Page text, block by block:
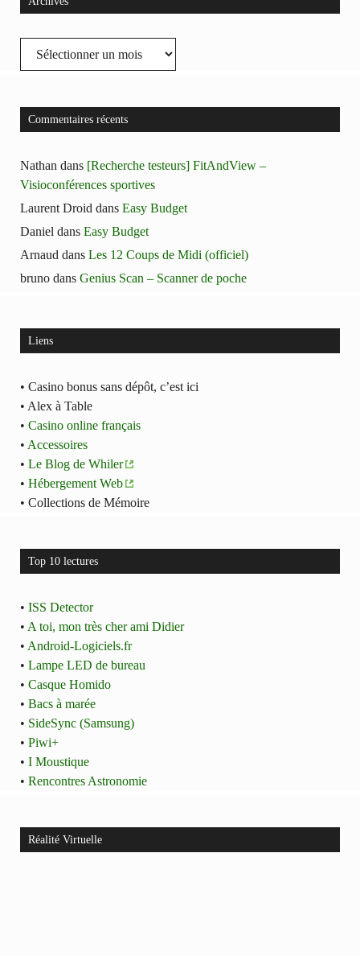
Archives
Commentaires récents
Nathan dans [Recherche testeurs] FitAndView –
Visioconférences sportives
Laurent Droid dans Easy Budget
Daniel dans Easy Budget
Arnaud dans Les 12 Coups de Midi (officiel)
bruno dans Genius Scan – Scanner de poche
Liens
• Casino bonus sans dépôt, c’est ici
• Alex à Table
• Casino online français
• Accessoires
• Le Blog de Whiler
• Hébergement Web
• Collections de Mémoire
Top 10 lectures
• ISS Detector
• A toi, mon très cher ami Didier
• Android-Logiciels.fr
• Lampe LED de bureau
• Casque Homido
• Bacs à marée
• SideSync (Samsung)
• Piwi+
• I Moustique
• Rencontres Astronomie
Réalité Virtuelle